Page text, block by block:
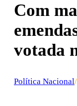
Com
votada
Política Nacional/